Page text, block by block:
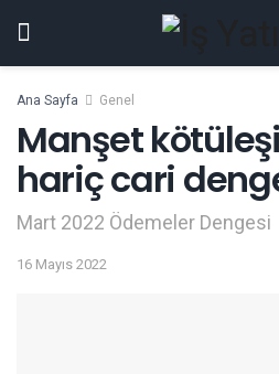
Ana Sayfa Genel
Manşet
hariç cari
Mart 2022 Ödemeler Dengesi
16 Mayıs 2022